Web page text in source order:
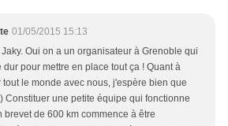
01/05/2015 15:13
Jaky. Oui on a un organisateur à Grenoble qui
dur pour mettre en place tout ça ! Quant à
tout le monde avec nous, j'espère bien que
Constituer une petite équipe qui fonctionne
brevet de 600 km commence à être